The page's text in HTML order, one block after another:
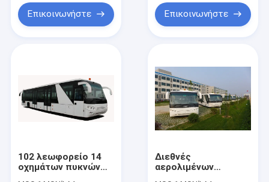
Επικοινωνήστε Επικοινωνήστε
102 λεωφορείο 14
οχημάτων πυκνών
Διεθνές
αερολιμένων